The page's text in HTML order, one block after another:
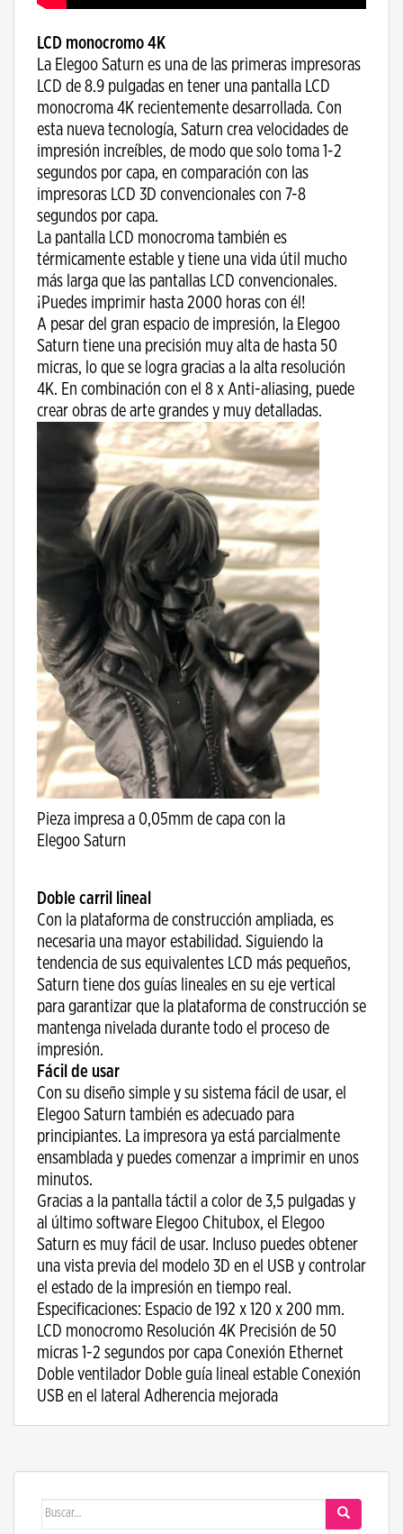
LCD monocromo 4K
La Elegoo Saturn es una de las primeras impresoras
LCD de 8.9 pulgadas en tener una pantalla LCD
monocroma 4K recientemente desarrollada. Con
esta nueva tecnología, Saturn crea velocidades de
impresión increíbles, de modo que solo toma 1-2
segundos por capa, en comparación con las
impresoras LCD 3D convencionales con 7-8
segundos por capa.
La pantalla LCD monocroma también es
térmicamente estable y tiene una vida útil mucho
más larga que las pantallas LCD convencionales.
¡Puedes imprimir hasta 2000 horas con él!
A pesar del gran espacio de impresión, la Elegoo
Saturn tiene una precisión muy alta de hasta 50
micras, lo que se logra gracias a la alta resolución
4K. En combinación con el 8 x Anti-aliasing, puede
crear obras de arte grandes y muy detalladas.
Pieza impresa a 0,05mm de capa con la
Elegoo Saturn
Doble carril lineal
Con la plataforma de construcción ampliada, es
necesaria una mayor estabilidad. Siguiendo la
tendencia de sus equivalentes LCD más pequeños,
Saturn tiene dos guías lineales en su eje vertical
para garantizar que la plataforma de construcción se
mantenga nivelada durante todo el proceso de
impresión.
Fácil de usar
Con su diseño simple y su sistema fácil de usar, el
Elegoo Saturn también es adecuado para
principiantes. La impresora ya está parcialmente
ensamblada y puedes comenzar a imprimir en unos
minutos.
Gracias a la pantalla táctil a color de 3,5 pulgadas y
al último software Elegoo Chitubox, el Elegoo
Saturn es muy fácil de usar. Incluso puedes obtener
una vista previa del modelo 3D en el USB y controlar
el estado de la impresión en tiempo real.
Especificaciones: Espacio de 192 x 120 x 200 mm.
LCD monocromo Resolución 4K Precisión de 50
micras 1-2 segundos por capa Conexión Ethernet
Doble ventilador Doble guía lineal estable Conexión
USB en el lateral Adherencia mejorada
Buscar: